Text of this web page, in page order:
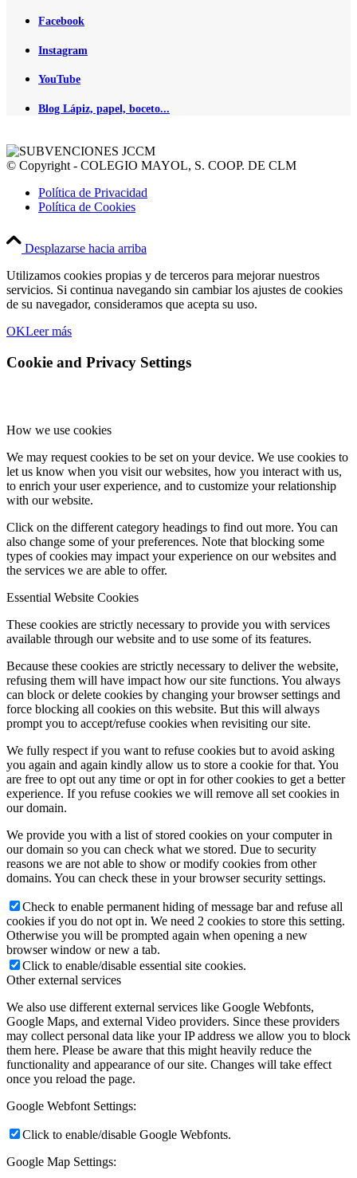
Facebook
Instagram
YouTube
Blog Lápiz, papel, boceto...
© Copyright - COLEGIO MAYOL, S. COOP. DE CLM
Política de Privacidad
Política de Cookies
Desplazarse hacia arriba
Utilizamos cookies propias y de terceros para mejorar nuestros
servicios. Si continua navegando sin cambiar los ajustes de cookies
de su navegador, consideramos que acepta su uso.
OKLeer más
Cookie and Privacy Settings
How we use cookies
We may request cookies to be set on your device. We use cookies to
let us know when you visit our websites, how you interact with us,
to enrich your user experience, and to customize your relationship
with our website.
Click on the different category headings to find out more. You can
also change some of your preferences. Note that blocking some
types of cookies may impact your experience on our websites and
the services we are able to offer.
Essential Website Cookies
These cookies are strictly necessary to provide you with services
available through our website and to use some of its features.
Because these cookies are strictly necessary to deliver the website,
refusing them will have impact how our site functions. You always
can block or delete cookies by changing your browser settings and
force blocking all cookies on this website. But this will always
prompt you to accept/refuse cookies when revisiting our site.
We fully respect if you want to refuse cookies but to avoid asking
you again and again kindly allow us to store a cookie for that. You
are free to opt out any time or opt in for other cookies to get a better
experience. If you refuse cookies we will remove all set cookies in
our domain.
We provide you with a list of stored cookies on your computer in
our domain so you can check what we stored. Due to security
reasons we are not able to show or modify cookies from other
domains. You can check these in your browser security settings.
Check to enable permanent hiding of message bar and refuse all
cookies if you do not opt in. We need 2 cookies to store this setting.
Otherwise you will be prompted again when opening a new
browser window or new a tab.
Click to enable/disable essential site cookies.
Other external services
We also use different external services like Google Webfonts,
Google Maps, and external Video providers. Since these providers
may collect personal data like your IP address we allow you to block
them here. Please be aware that this might heavily reduce the
functionality and appearance of our site. Changes will take effect
once you reload the page.
Google Webfont Settings:
Click to enable/disable Google Webfonts.
Google Map Settings: